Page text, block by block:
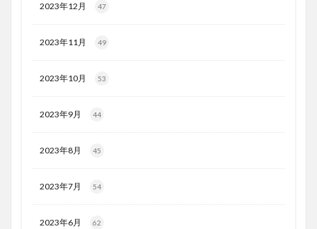
2023年12月 47
2023年11月 49
2023年10月 53
2023年9月 44
2023年8月 45
2023年7月 54
2023年6月 62